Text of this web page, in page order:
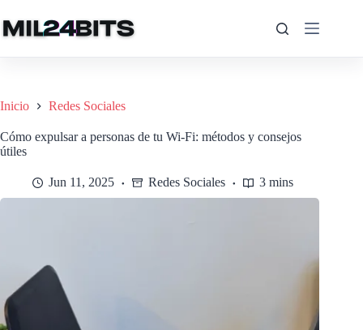
al
contenido
Inicio Redes Sociales
Cómo expulsar a personas de tu Wi-Fi: métodos y consejos
útiles
Jun 11, 2025 Redes Sociales 3 mins